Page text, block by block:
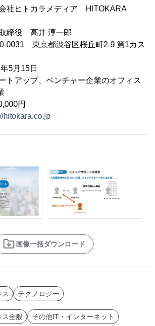
ヒトカラメディア HITOKARA
締役 高井 淳一郎
0031 東京都渋谷区桜丘町2-9 第1カス
5月15日
トアップ、ベンチャー企業のオフィス
円
hitokara.co.jp
画像一括ダウンロード
ス テクノロジー
ス全般
その他IT・インターネット